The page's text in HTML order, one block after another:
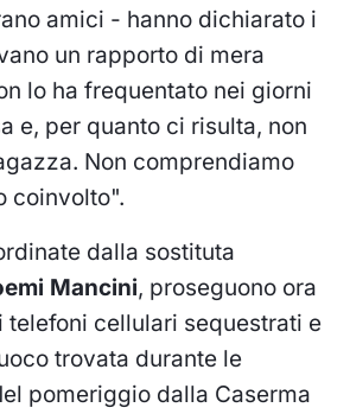
amici - hanno dichiarato i
un rapporto di mera
lo ha frequentato nei giorni
e, per quanto ci risulta, non
Non comprendiamo
coinvolto".
dalla sostituta
Mancini, proseguono ora
telefoni cellulari sequestrati e
trovata durante le
pomeriggio dalla Caserma